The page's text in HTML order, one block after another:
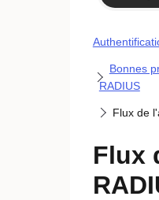
Bonnes
RADIUS
Flux de
Flux